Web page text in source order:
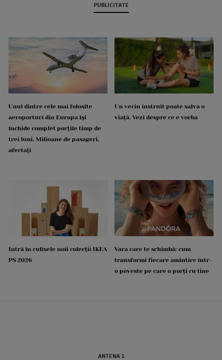
PUBLICITATE
Unul dintre cele mai folosite
aeroporturi din Europa își
închide complet porțile timp de
trei luni. Milioane de pasageri,
afectați
Un vecin instruit poate salva o
viață. Vezi despre ce e vorba
Intră în culisele noii colecții IKEA
PS 2026
Vara care te schimbă: cum
transformi fiecare amintire într-
o poveste pe care o porți cu tine
ANTENA 1